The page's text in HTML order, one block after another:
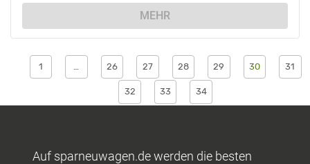
MEHR
1 26 27 28 29 30 31
32 33 34
Auf sparneuwagen.de werden die besten